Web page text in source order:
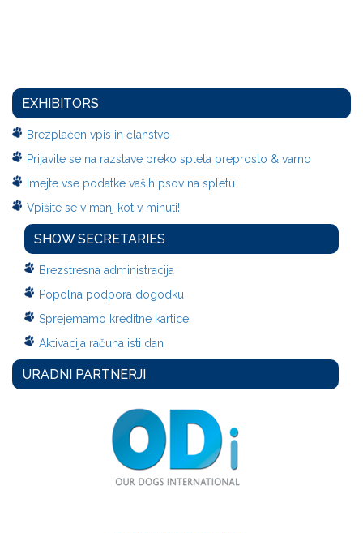
EXHIBITORS
Brezplačen vpis in članstvo
Prijavite se na razstave preko spleta preprosto & varno
Imejte vse podatke vaših psov na spletu
Vpišite se v manj kot v minuti!
SHOW SECRETARIES
Brezstresna administracija
Popolna podpora dogodku
Sprejemamo kreditne kartice
Aktivacija računa isti dan
URADNI PARTNERJI